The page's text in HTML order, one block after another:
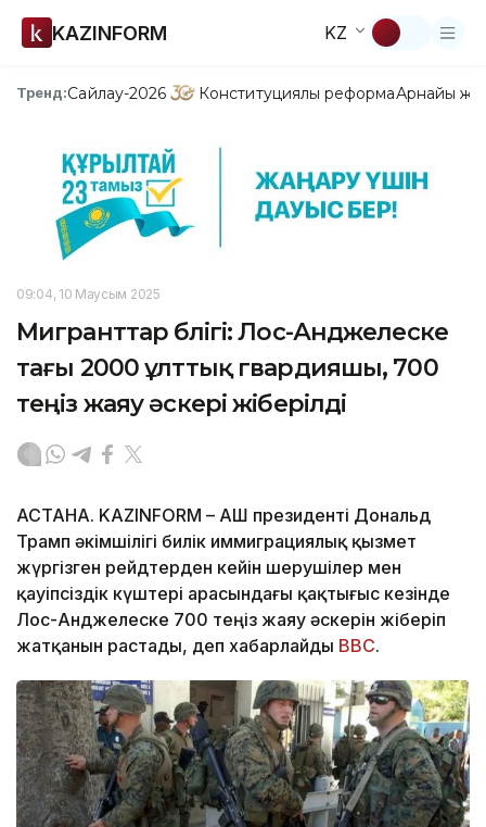
KAZINFORM KZ
Тренд:Сайлау-2026 Конституциялық реформаАрнайы
09:04, 10 Маусым 2025
Мигранттар бүлігі: Лос-Анджелеске
тағы 2000 ұлттық гвардияшы, 700
теңіз жаяу әскері жіберілді
АСТАНА. KAZINFORM – АҚШ президенті Дональд
Трамп әкімшілігі билік иммиграциялық қызмет
жүргізген рейдтерден кейін шерушілер мен
қауіпсіздік күштері арасындағы қақтығыс кезінде
Лос-Анджелеске 700 теңіз жаяу әскерін жіберіп
жатқанын растады, деп хабарлайды ВВС.